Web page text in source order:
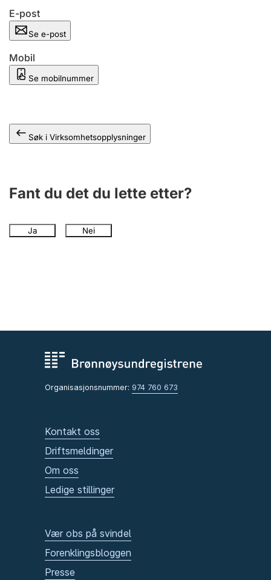
Andre tema
E-post
Se e-post
Mobil
Se mobilnummer
Søk i Virksomhetsopplysninger
Fant du det du lette etter?
Ja Nei
Organisasjonsnummer: 974 760 673
Kontakt oss
Driftsmeldinger
Om oss
Ledige stillinger
Vær obs på svindel
Forenklingsbloggen
Presse